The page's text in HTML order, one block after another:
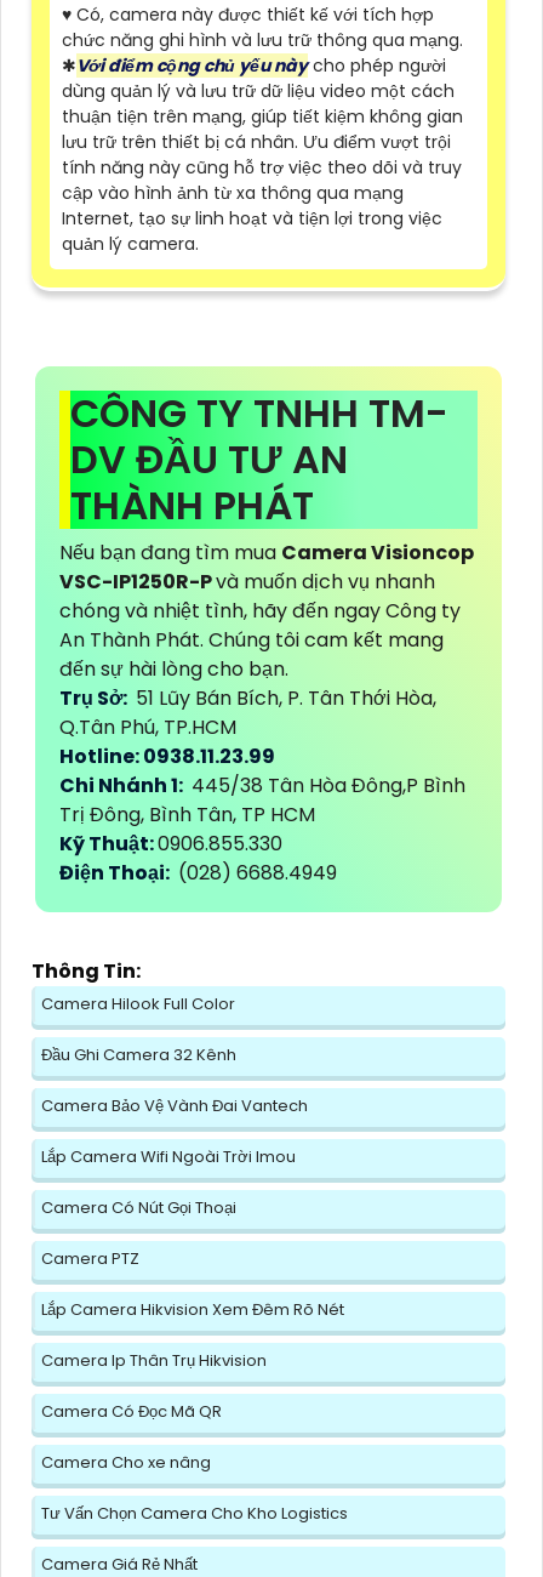
♥️ Có, camera này được thiết kế với tích hợp
chức năng ghi hình và lưu trữ thông qua mạng.
✱Với điểm cộng chủ yếu nàycho phép người
dùng quản lý và lưu trữ dữ liệu video một cách
thuận tiện trên mạng, giúp tiết kiệm không gian
lưu trữ trên thiết bị cá nhân. Ưu điểm vượt trội
tính năng này cũng hỗ trợ việc theo dõi và truy
cập vào hình ảnh từ xa thông qua mạng
Internet, tạo sự linh hoạt và tiện lợi trong việc
quản lý camera.
CÔNG TY TNHH TM-
DV ĐẦU TƯ AN
THÀNH PHÁT
Nếu bạn đang tìm mua Camera Visioncop
VSC-IP1250R-Pvà muốn dịch vụ nhanh
chóng và nhiệt tình, hãy đến ngay Công ty
An Thành Phát. Chúng tôi cam kết mang
đến sự hài lòng cho bạn.
Trụ Sở: 51 Lũy Bán Bích, P. Tân Thới Hòa,
Q.Tân Phú, TP.HCM
Hotline: 0938.11.23.99
Chi Nhánh 1: 445/38 Tân Hòa Đông,P Bình
Trị Đông, Bình Tân, TP HCM
Kỹ Thuật:0906.855.330
Điện Thoại: (028) 6688.4949
Thông Tin:
Camera Hilook Full Color
Đầu Ghi Camera 32 Kênh
Camera Bảo Vệ Vành Đai Vantech
Lắp Camera Wifi Ngoài Trời Imou
Camera Có Nút Gọi Thoại
Camera PTZ
Lắp Camera Hikvision Xem Đêm Rõ Nét
Camera Ip Thân Trụ Hikvision
Camera Có Đọc Mã QR
Camera Cho xe nâng
Tư Vấn Chọn Camera Cho Kho Logistics
Camera Giá Rẻ Nhất